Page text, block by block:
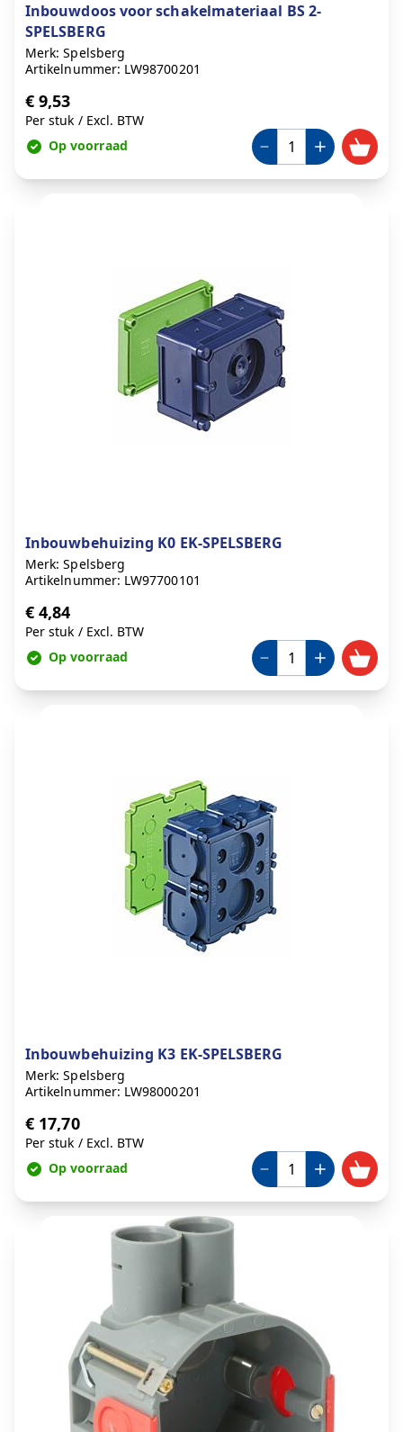
Inbouwdoos voor schakelmateriaal BS 2-
SPELSBERG
Merk: Spelsberg
Artikelnummer: LW98700201
€ 9,53
Per stuk / Excl. BTW
Op voorraad
Inbouwbehuizing K0 EK-SPELSBERG
Merk: Spelsberg
Artikelnummer: LW97700101
€ 4,84
Per stuk / Excl. BTW
Op voorraad
Inbouwbehuizing K3 EK-SPELSBERG
Merk: Spelsberg
Artikelnummer: LW98000201
€ 17,70
Per stuk / Excl. BTW
Op voorraad